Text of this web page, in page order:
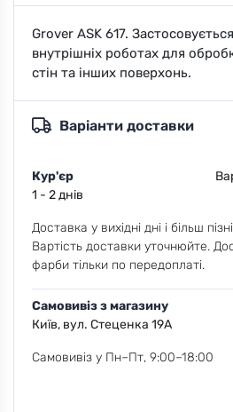
Grover ASK 617.
внутрішніх роботах для
стін та інших поверхонь.
Варіанти доставки
Кур'єр
1 - 2 днів
Доставка у вихідні дні і більш
Вартість доставки уточнюйте.
фарби тільки по передоплаті.
Самовивіз з магазину
Київ, вул. Стеценка 19А
Самовивіз у Пн–Пт, 9:00–18:00